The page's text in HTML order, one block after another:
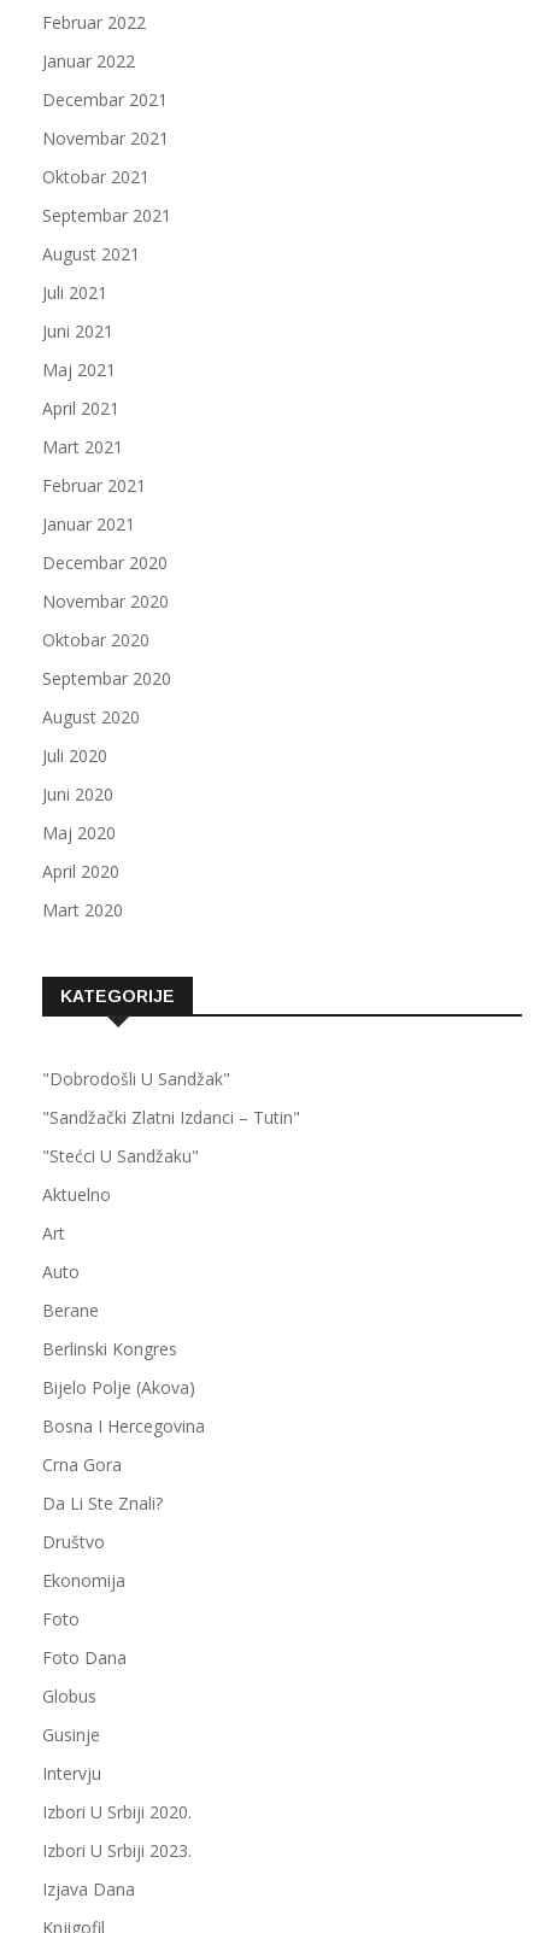
Februar 2022
Januar 2022
Decembar 2021
Novembar 2021
Oktobar 2021
Septembar 2021
August 2021
Juli 2021
Juni 2021
Maj 2021
April 2021
Mart 2021
Februar 2021
Januar 2021
Decembar 2020
Novembar 2020
Oktobar 2020
Septembar 2020
August 2020
Juli 2020
Juni 2020
Maj 2020
April 2020
Mart 2020
KATEGORIJE
"Dobrodošli U Sandžak"
"Sandžački Zlatni Izdanci – Tutin"
"Stećci U Sandžaku"
Aktuelno
Art
Auto
Berane
Berlinski Kongres
Bijelo Polje (Akova)
Bosna I Hercegovina
Crna Gora
Da Li Ste Znali?
Društvo
Ekonomija
Foto
Foto Dana
Globus
Gusinje
Intervju
Izbori U Srbiji 2020.
Izbori U Srbiji 2023.
Izjava Dana
Knjigofil